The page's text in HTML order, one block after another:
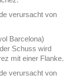
verursacht von
Barcelona)
Schuss wird
mit einer Flanke.
verursacht von